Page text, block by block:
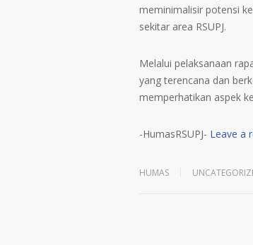
meminimalisir potensi
sekitar area RSUPJ.
Melalui pelaksanaan
yang terencana dan
memperhatikan aspek
-HumasRSUPJ- Leave a
HUMAS